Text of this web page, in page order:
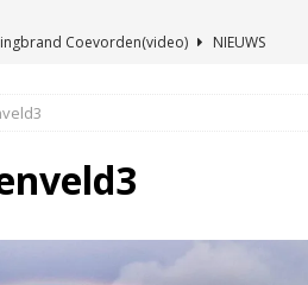
Coevorden(video)
NIEUWS
in brand Ruinen
aangevaren op Schildmeer Steendam(Video)
tegen een boom in Dwingeloo(Video)